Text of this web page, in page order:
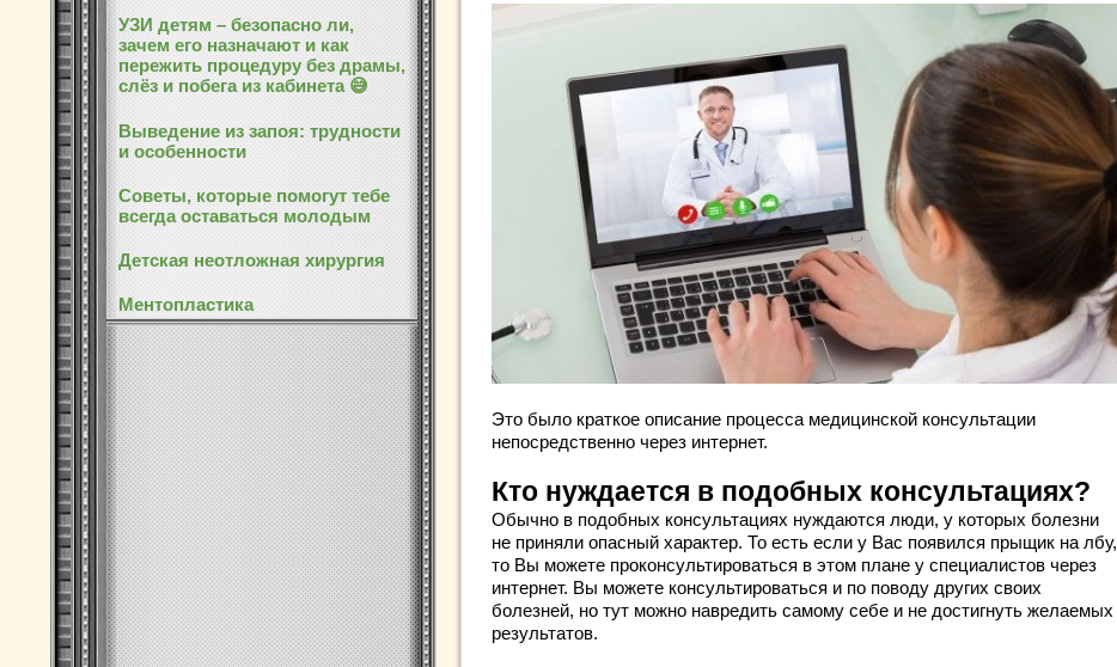
УЗИ детям – безопасно ли,
зачем его назначают и как
пережить процедуру без драмы,
слёз и побега из кабинета 😅
Выведение из запоя: трудности
и особенности
Советы, которые помогут тебе
всегда оставаться молодым
Детская неотложная хирургия
Ментопластика
Это было краткое описание процесса медицинской консультации
непосредственно через интернет.
Кто нуждается в подобных консультациях?
Обычно в подобных консультациях нуждаются люди, у которых болезни
не приняли опасный характер. То есть если у Вас появился прыщик на лбу,
то Вы можете проконсультироваться в этом плане у специалистов через
интернет. Вы можете консультироваться и по поводу других своих
болезней, но тут можно навредить самому себе и не достигнуть желаемых
результатов.